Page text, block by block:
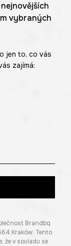
vybraných
jen to, co vás
zajímá:
Brandbq
Kraków. Tento
že v souladu se